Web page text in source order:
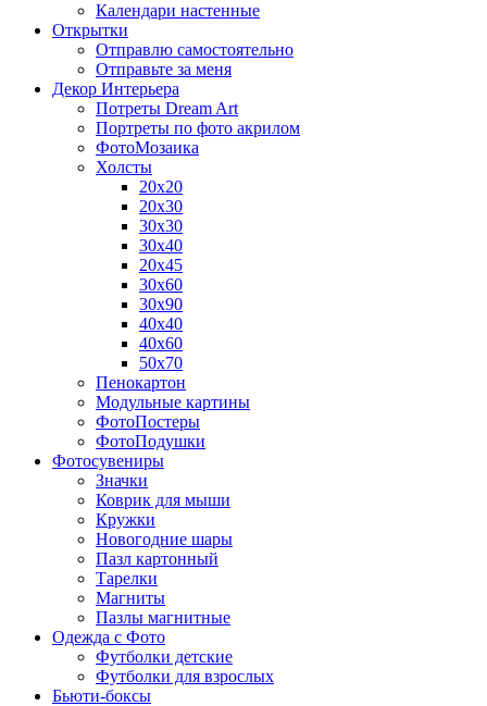
Календари настенные
Открытки
Отправлю самостоятельно
Отправьте за меня
Декор Интерьера
Потреты Dream Art
Портреты по фото акрилом
ФотоМозаика
Холсты
20х20
20х30
30х30
30х40
20х45
30х60
30х90
40х40
40х60
50х70
Пенокартон
Модульные картины
ФотоПостеры
ФотоПодушки
Фотоcувениры
Значки
Коврик для мыши
Кружки
Новогодние шары
Пазл картонный
Тарелки
Магниты
Пазлы магнитные
Одежда с Фото
Футболки детские
Футболки для взрослых
Бьюти-боксы